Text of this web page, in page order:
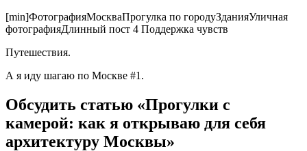
[min]ФотографияМоскваПрогулка по городуЗданияУличная
фотографияДлинный пост 4 Поддержка чувств
Путешествия.
А я иду шагаю по Москве #1.
Обсудить статью «Прогулки с
камерой: как я открываю для себя
архитектуру Москвы»